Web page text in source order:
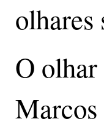
olhares
O